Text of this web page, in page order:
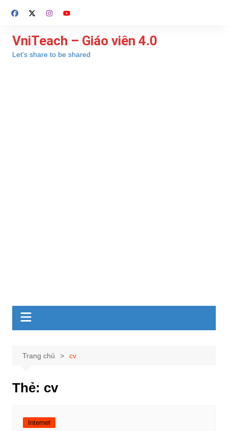
đến
dung
VniTeach – Giáo viên 4.0
Let's share to be shared
Trang chủ cv
Thẻ: cv
Internet